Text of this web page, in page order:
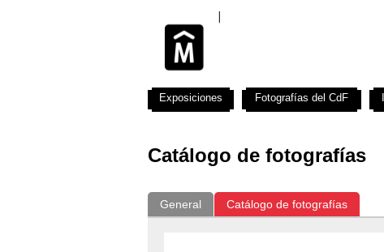
Catálogo de fotografías
General Catálogo de fotografías
Exposiciones Fotografías del CdF